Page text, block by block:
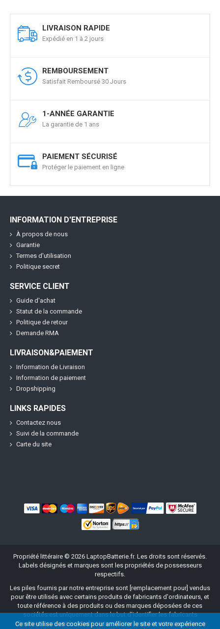
LIVRAISON RAPIDE
Expédié en 1 à 2 jours
REMBOURSEMENT
Satisfait Remboursé 30 Jours
1-ANNÉE GARANTIE
La garantie de 1 ans
PAIEMENT SÉCURISÉ
Protéger le paiement en ligne
INFORMATION D'ENTREPRISE
À propos de nous
Garantie
Termes d'utilisation
Politique secret
SERVICE CLIENT
Guide d'achat
Statut de la commande
Politique de retour
Demande RMA
LIVRAISON&PAIEMENT
Information de Livraison
Information de paiement
Dropshipping
LINKS RAPIDES
Contactez nous
Suivi de la commande
Carte du site
Propriété littéraire © 2026 LaptopBatterie.fr. Les droits sont réservés.
Labels désignés et marques sont les propriétés de possesseurs
respectifs.
Les piles fournis par notre entreprise sont [remplacement pour] vendus
pour être utilisés avec certains produits de fabricants d'ordinateurs, et
toute référence à des produits ou des marques déposées de ces
sociétés est uniquement dans le but d'identifier les fabricants
d'ordinateurs avec lesquels nos produits [remplacement pour] peut
Ce site utilise des cookies pour améliorer le site et votre expérience